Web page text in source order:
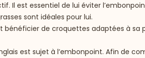
Il est essentiel de lui éviter
sont idéales pour lui.
bénéficier de croquettes adaptées à
est sujet à l’embonpoint. Afin de